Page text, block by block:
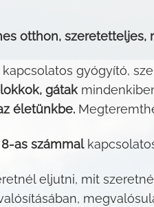
otthon, szeretetteljes,
gyógyító,
gátak
életünkbe.
as számmal
eljutni, mit